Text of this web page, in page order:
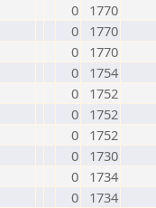
0
1770
0
1770
0
1770
0
1754
0
1752
0
1752
0
1752
0
1730
0
1734
0
1734